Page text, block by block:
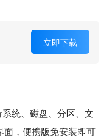
立即下载
统、磁盘、分区、文
面，便携版免安装即可